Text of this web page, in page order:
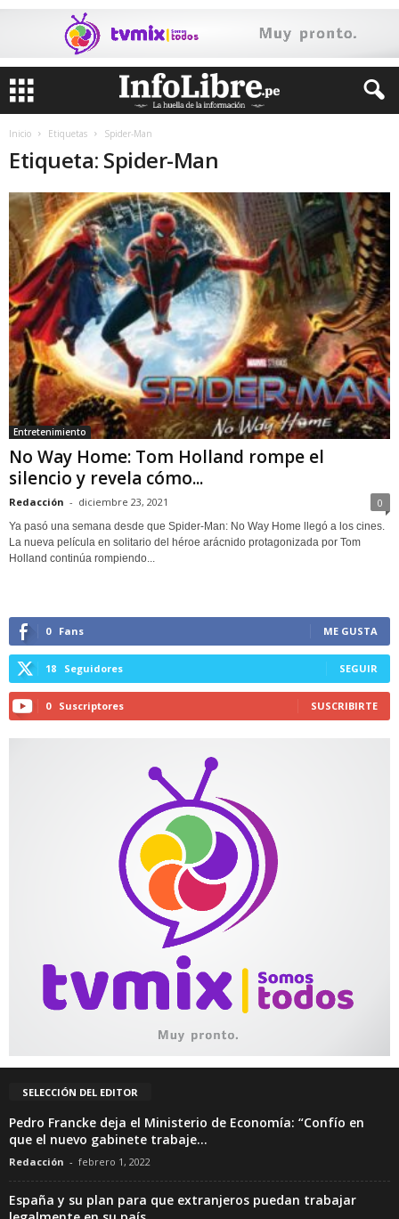
Inicio Etiquetas Spider-Man
Etiqueta: Spider-Man
Entretenimiento
No Way Home: Tom Holland rompe el
silencio y revela cómo...
Redacción - diciembre 23, 2021 0
Ya pasó una semana desde que Spider-Man: No Way Home llegó a los cines.
La nueva película en solitario del héroe arácnido protagonizada por Tom
Holland continúa rompiendo...
0 Fans ME GUSTA
18 Seguidores SEGUIR
0 Suscriptores SUSCRIBIRTE
SELECCIÓN DEL EDITOR
Pedro Francke deja el Ministerio de Economía: “Confío en
que el nuevo gabinete trabaje...
Redacción - febrero 1, 2022
España y su plan para que extranjeros puedan trabajar